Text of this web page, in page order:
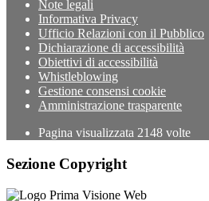
Note legali
Informativa Privacy
Ufficio Relazioni con il Pubblico
Dichiarazione di accessibilità
Obiettivi di accessibilità
Whistleblowing
Gestione consensi cookie
Amministrazione trasparente
Pagina visualizzata 2148 volte
Sezione Copyright